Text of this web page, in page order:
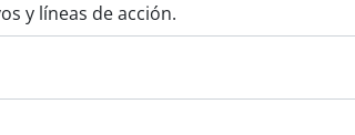
y líneas de acción.